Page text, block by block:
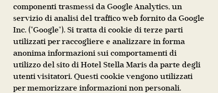
componenti trasmessi da Google Analytics, un
servizio di analisi del traffico web fornito da Google
Inc. ("Google"). Si tratta di cookie di terze parti
utilizzati per raccogliere e analizzare in forma
anonima informazioni sui comportamenti di
utilizzo del sito di Hotel Stella Maris da parte degli
utenti visitatori. Questi cookie vengono utilizzati
per memorizzare informazioni non personali.